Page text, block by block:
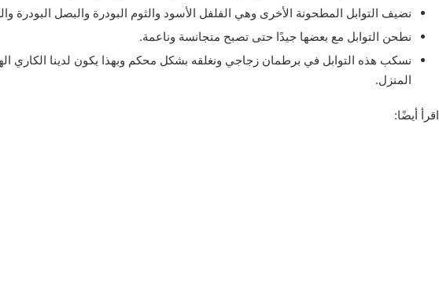
نضيف التوابل المطحونة الأخرى وهي الفلفل الأسود والثوم البودرة والبصل البودرة
نطحن التوابل مع بعضها جيدًا حتى تصبح متجانسة وناعمة.
نسكب هذه التوابل في برطمان زجاجي ونغلقه بشكل محكم وبهذا يكون لدينا الكاري
المنزل.
اقرأ أيضًا: